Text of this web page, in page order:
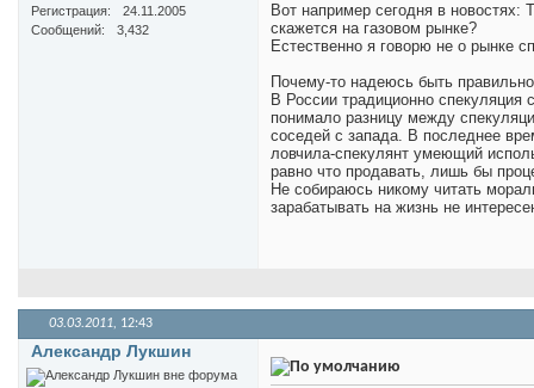
Регистрация
24.11.2005
Сообщений
3,432
Вот например сегодня в новостях:
скажется на газовом рынке?
Естественно я говорю не о рынке
Почему-то надеюсь быть
В России традиционно спекуляция
понимало разницу между
соседей с запада. В последнее
ловчила-спекулянт умеющий
равно что продавать, лишь бы
Не собираюсь никому читать
зарабатывать на жизнь не
03.03.2011, 12:43
Александр Лукшин